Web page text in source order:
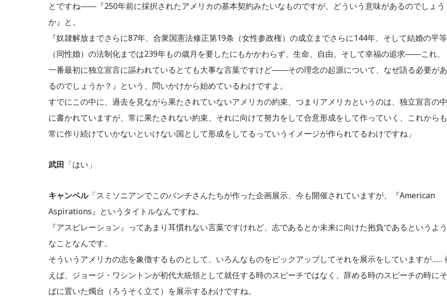
とですね――『250年前に採択されたアメリカの基本契約みたいなものですが、どういう意味があるのでしょう
か』と。
『奴隷解放までさらに87年、合衆国憲法修正第19条（女性参政権）の成立までさらに144年、そして結婚の平等
（同性婚）の法制化までは239年もの歳月を要したにもかかわらず、生命、自由、そして幸福の追求――これ、
一番最初に独立宣言に謳われているとても大事な言葉ですけど――その理念の起源について、なぜ語る必要があ
るのでしょうか？』という、問いかけから始めているわけですよ。
すでにこの中に、過去を見ながら果たされていないアメリカの約束、つまりアメリカというのは、独立宣言の中
に書かれていますが、常に果たされない約束、それに向けて努力をして合意形成をして作っていく、これからも
常に作り続けていかないといけない国として形成をしてるっていうイメージが作られてるわけですね」
武田 「はい」
キャンベル「スミソニアンでこのバンチさんたちが作った企画展示、今も開催されていますが、『American
Aspirations』というタイトルなんですね。
『アスピレーション』ってあまり耳慣れない言葉ですけれど、志であるとか未来に向けた抱負であるというよう
なことなんです。
そういうアメリカの志を象徴するものとして、いろんなものをピックアップしてそれを展示をしていますが……
えば、ジョージ・ワシントンが初代大統領として就任する時のスピーチではなく、辞める時のスピーチの時にそ
ばに置いた燭台（ろうそく立て）を展示するわけですね。